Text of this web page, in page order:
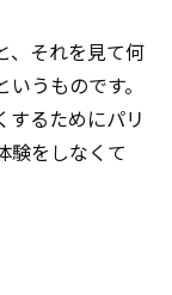
、それを見て何
うものです。
するためにパリ
験をしなくて